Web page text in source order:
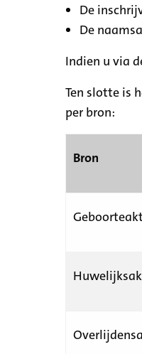
De
De
Indien u via
Ten slotte is
per bron:
Bron